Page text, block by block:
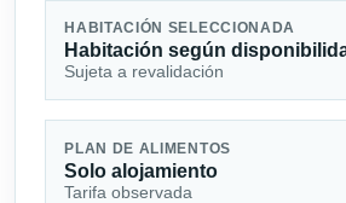
HABITACIÓN SELECCIONADA
Habitación según
Sujeta a revalidación
PLAN DE ALIMENTOS
Solo alojamiento
Tarifa observada